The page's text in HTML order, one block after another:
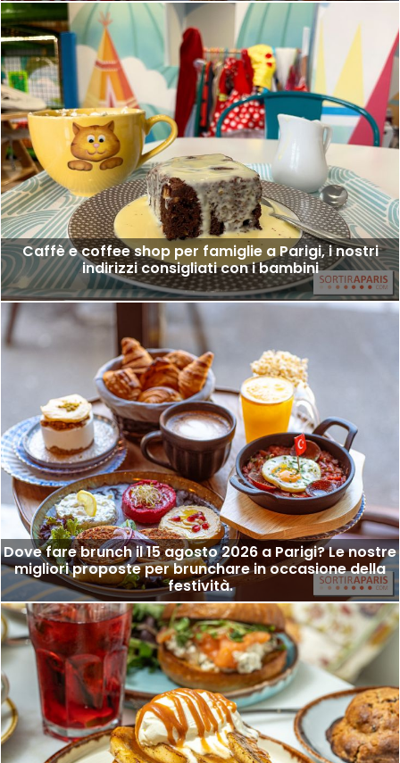
Caffè e coffee shop per famiglie a Parigi, i nostri
indirizzi consigliati con i bambini
Dove fare brunch il 15 agosto 2026 a Parigi? Le nostre
migliori proposte per brunchare in occasione della
festività.